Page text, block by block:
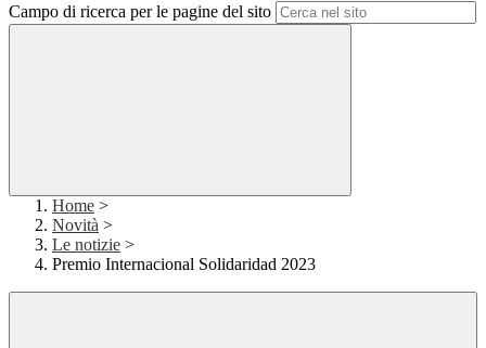
Campo di ricerca per le pagine del sito
Home >
Novità >
Le notizie >
Premio Internacional Solidaridad 2023